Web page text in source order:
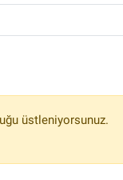
üstleniyorsunuz.